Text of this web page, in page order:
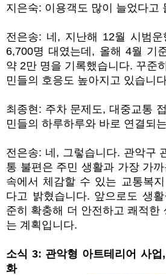
지은숙: 이용객도 많이 늘었다고
전은송: 네 , 지난해 12월 시범운
6,700명 대였는데 , 올해4월 기
약 2만 명을 기록했습니다. 꾸준
민들의 호응도 높아지고 있습니
최종현: 주차 문제도, 대중교통
민들의 하루하루와 바로 연결되
전은송: 네 , 그렇습니다. 관악구
통 불편은 주민 생활과 가장 가
속에서 체감할 수 있는 교통복
다고 밝혔습니다. 앞으로도 생
준히 확충해 더 안전하고 쾌적한
는 계획입니다.
소식 3: 관악형 아트테리어 사업 ,
화